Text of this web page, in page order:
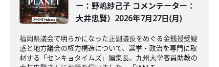
ー：野嶋紗己子 コメンテーター：
大井忠賢）2026年7月27日(月)
福岡県議会で明らかになった正副議長をめぐる金銭授受疑
惑と地方議会の権力構造について、選挙・政治を専門に取
材する「センキョタイムズ」編集長、九州大学客員助教の